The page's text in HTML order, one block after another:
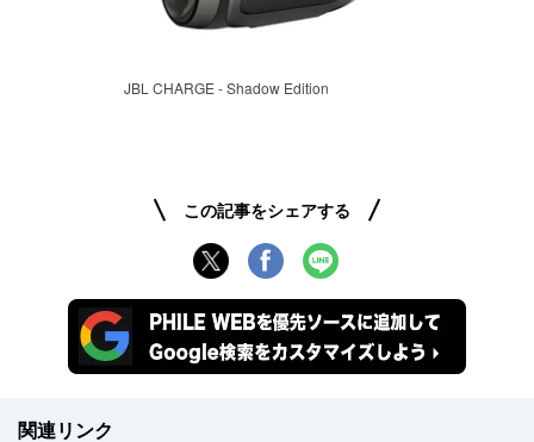
JBL CHARGE - Shadow Edition
この記事をシェアする
関連リンク